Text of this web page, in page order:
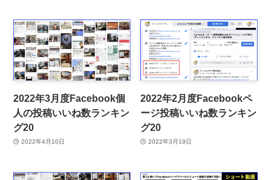
2022年3月度Facebook個
人の投稿いいね数ランキン
グ20
2022年4月10日
2022年2月度Facebookペ
ージ投稿いいね数ランキン
グ20
2022年3月19日